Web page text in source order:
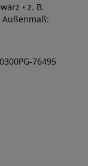
• z. B.
Außenmaß:
76495